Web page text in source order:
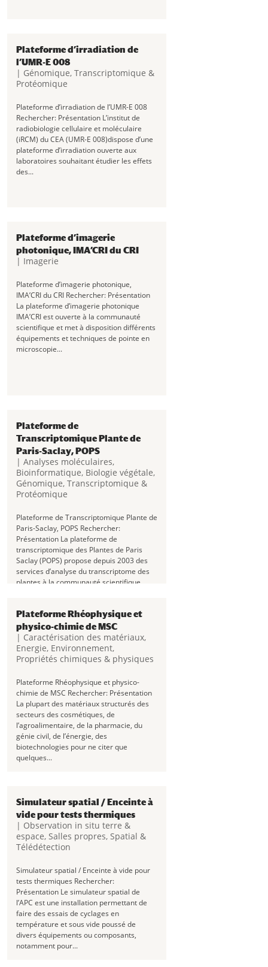
Plateforme d’irradiation de
l’UMR-E 008
| Génomique, Transcriptomique &
Protéomique
Plateforme d’irradiation de l’UMR-E 008
Rechercher: Présentation L’institut de
radiobiologie cellulaire et moléculaire
(iRCM) du CEA (UMR-E 008)dispose d’une
plateforme d’irradiation ouverte aux
laboratoires souhaitant étudier les effets
des...
Plateforme d’imagerie
photonique, IMA’CRI du CRI
| Imagerie
Plateforme d’imagerie photonique,
IMA’CRI du CRI Rechercher: Présentation
La plateforme d’imagerie photonique
IMA’CRI est ouverte à la communauté
scientifique et met à disposition différents
équipements et techniques de pointe en
microscopie...
Plateforme de
Transcriptomique Plante de
Paris-Saclay, POPS
| Analyses moléculaires,
Bioinformatique, Biologie végétale,
Génomique, Transcriptomique &
Protéomique
Plateforme de Transcriptomique Plante de
Paris-Saclay, POPS Rechercher:
Présentation La plateforme de
transcriptomique des Plantes de Paris
Saclay (POPS) propose depuis 2003 des
services d’analyse du transcriptome des
plantes à la communauté scientifique
Plateforme Rhéophysique et
physico-chimie de MSC
| Caractérisation des matériaux,
Energie, Environnement,
Propriétés chimiques & physiques
Plateforme Rhéophysique et physico-
chimie de MSC Rechercher: Présentation
La plupart des matériaux structurés des
secteurs des cosmétiques, de
l’agroalimentaire, de la pharmacie, du
génie civil, de l’énergie, des
biotechnologies pour ne citer que
quelques...
Simulateur spatial / Enceinte à
vide pour tests thermiques
| Observation in situ terre &
espace, Salles propres, Spatial &
Télédétection
Simulateur spatial / Enceinte à vide pour
tests thermiques Rechercher:
Présentation Le simulateur spatial de
l’APC est une installation permettant de
faire des essais de cyclages en
température et sous vide poussé de
divers équipements ou composants,
notamment pour...